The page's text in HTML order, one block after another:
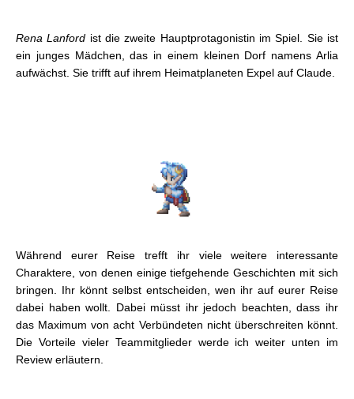
Rena Lanford ist die zweite Hauptprotagonistin im Spiel. Sie ist
ein junges Mädchen, das in einem kleinen Dorf namens Arlia
aufwächst. Sie trifft auf ihrem Heimatplaneten Expel auf Claude.
Während eurer Reise trefft ihr viele weitere interessante
Charaktere, von denen einige tiefgehende Geschichten mit sich
bringen. Ihr könnt selbst entscheiden, wen ihr auf eurer Reise
dabei haben wollt. Dabei müsst ihr jedoch beachten, dass ihr
das Maximum von acht Verbündeten nicht überschreiten könnt.
Die Vorteile vieler Teammitglieder werde ich weiter unten im
Review erläutern.